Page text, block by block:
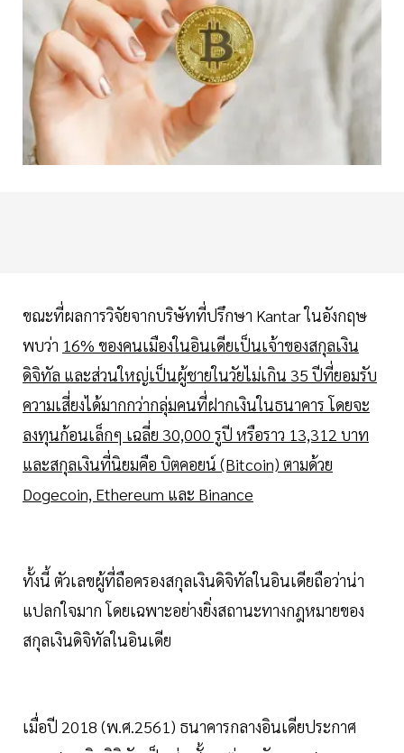
ขณะที่ผลการวิจัยจากบริษัทที่ปรึกษา Kantar ในอังกฤษ
พบว่า 16% ของคนเมืองในอินเดียเป็นเจ้าของสกุลเงิน
ดิจิทัล และส่วนใหญ่เป็นผู้ชายในวัยไม่เกิน 35 ปีที่ยอมรับ
ความเสี่ยงได้มากกว่ากลุ่มคนที่ฝากเงินในธนาคาร โดยจะ
ลงทุนก้อนเล็กๆ เฉลี่ย 30,000 รูปี หรือราว 13,312 บาท
และสกุลเงินที่นิยมคือ บิตคอยน์ (Bitcoin) ตามด้วย
Dogecoin, Ethereum และ Binance
ทั้งนี้ ตัวเลขผู้ที่ถือครองสกุลเงินดิจิทัลในอินเดียถือว่าน่า
แปลกใจมาก โดยเฉพาะอย่างยิ่งสถานะทางกฎหมายของ
สกุลเงินดิจิทัลในอินเดีย
เมื่อปี 2018 (พ.ศ.2561) ธนาคารกลางอินเดียประกาศ